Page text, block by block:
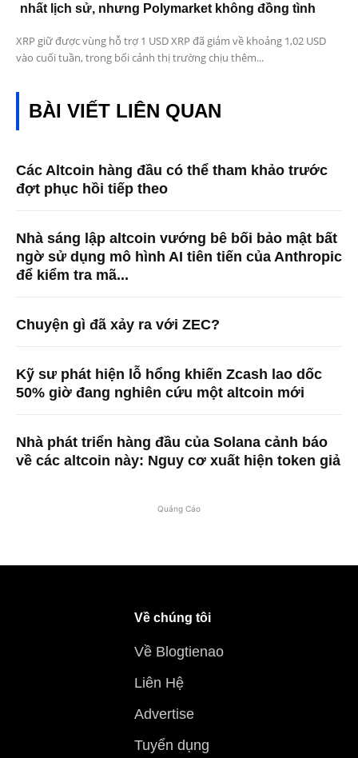
nhất lịch sử, nhưng Polymarket không đồng tình
XRP giữ được vùng hỗ trợ 1 USD XRP đã giảm về khoảng 1,02 USD
vào cuối tuần, trong bối cảnh thị trường chịu thêm...
BÀI VIẾT LIÊN QUAN
Các Altcoin hàng đầu có thể tham khảo trước
đợt phục hồi tiếp theo
Nhà sáng lập altcoin vướng bê bối bảo mật bất
ngờ sử dụng mô hình AI tiên tiến của Anthropic
để kiểm tra mã...
Chuyện gì đã xảy ra với ZEC?
Kỹ sư phát hiện lỗ hổng khiến Zcash lao dốc
50% giờ đang nghiên cứu một altcoin mới
Nhà phát triển hàng đầu của Solana cảnh báo
về các altcoin này: Nguy cơ xuất hiện token giả
Quảng Cáo
Về chúng tôi
Về Blogtienao
Liên Hệ
Advertise
Tuyển dụng